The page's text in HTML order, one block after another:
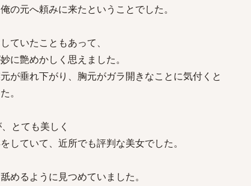
の元へ頼みに来たということでした。
ていたこともあって、
に艶めかしく思えました。
が垂れ下がり、胸元がガラ開きなことに気付くと
。
とても美しく
していて、近所でも評判な美女でした。
めるように見つめていました。